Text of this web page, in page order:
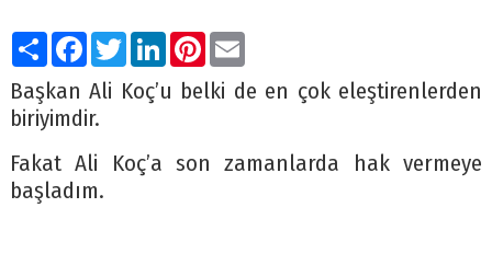
PaylaşFacebook
TwitterLinkedIn
Pinterest
Email
Başkan Ali Koç’u belki de en çok eleştirenlerden
biriyimdir.
Fakat Ali Koç’a son zamanlarda hak vermeye
başladım.